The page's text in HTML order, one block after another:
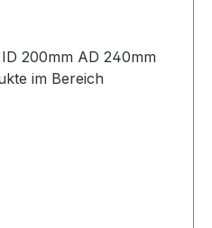
200mm AD 240mm